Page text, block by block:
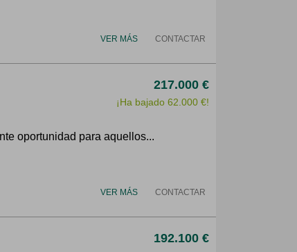
CONTACTAR
VER MÁS
217.000 €
¡Ha bajado 62.000 €!
oportunidad para aquellos...
CONTACTAR
VER MÁS
192.100 €